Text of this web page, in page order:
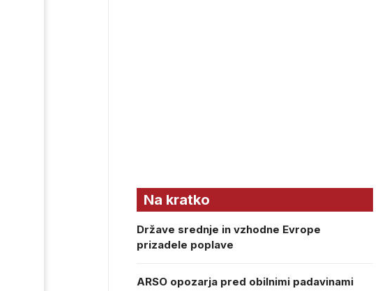
Na kratko
Države srednje in vzhodne Evrope
prizadele poplave
ARSO opozarja pred obilnimi padavinami